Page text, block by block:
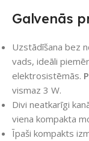
Galvenās
Uzstādīšana bez
vads, ideāli
elektrosistēmās.
vismaz 3 W.
Divi neatkarīgi
viena kompakta
Īpaši kompakts